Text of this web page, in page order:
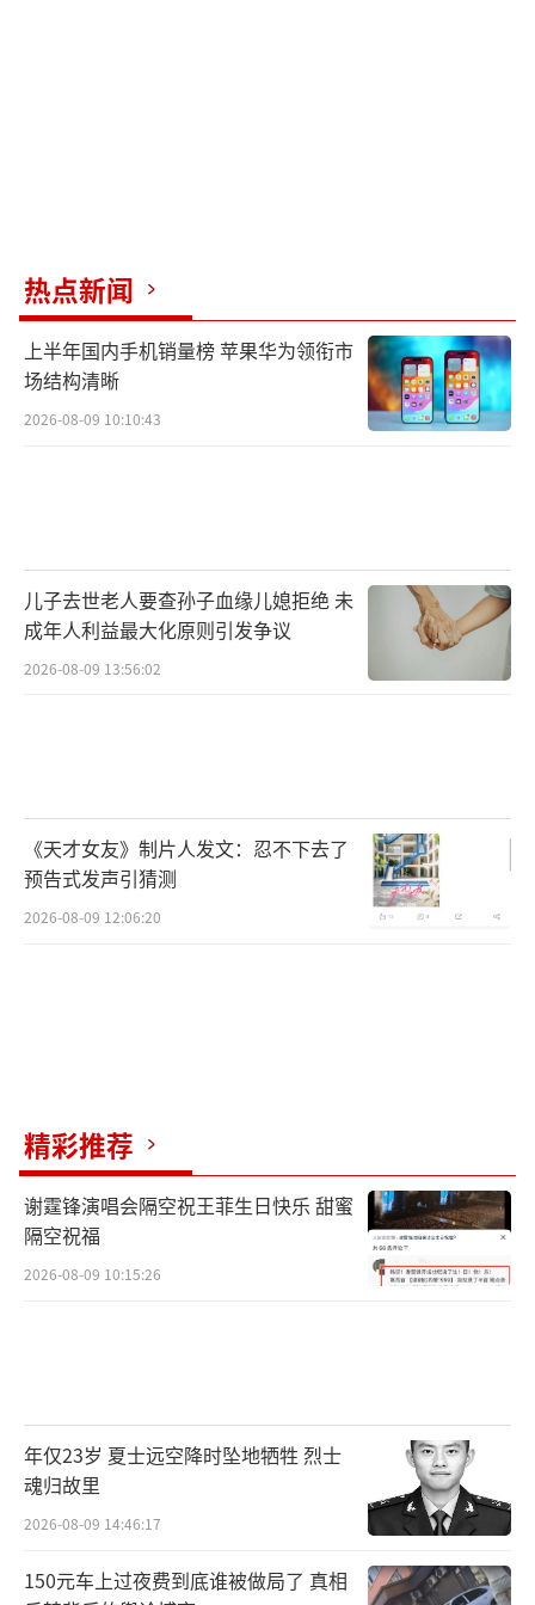
热点新闻
上半年国内手机销量榜 苹果华为领衔市
场结构清晰
2026-08-09 10:10:43
儿子去世老人要查孙子血缘儿媳拒绝 未
成年人利益最大化原则引发争议
2026-08-09 13:56:02
《天才女友》制片人发文：忍不下去了
预告式发声引猜测
2026-08-09 12:06:20
精彩推荐
谢霆锋演唱会隔空祝王菲生日快乐 甜蜜
隔空祝福
2026-08-09 10:15:26
年仅23岁 夏士远空降时坠地牺牲 烈士
魂归故里
2026-08-09 14:46:17
150元车上过夜费到底谁被做局了 真相